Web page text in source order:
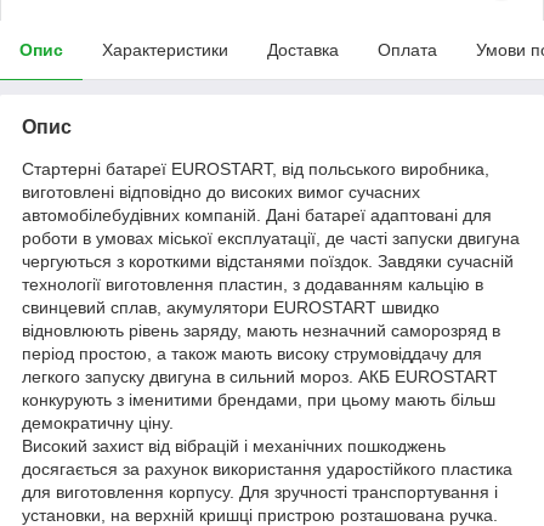
Опис Характеристики Доставка Оплата Умови
Опис
Стартерні батареї EUROSTART, від польського виробника,
виготовлені відповідно до високих вимог сучасних
автомобілебудівних компаній. Дані батареї адаптовані для
роботи в умовах міської експлуатації, де часті запуски двигуна
чергуються з короткими відстанями поїздок. Завдяки сучасній
технології виготовлення пластин, з додаванням кальцію в
свинцевий сплав, акумулятори EUROSTART швидко
відновлюють рівень заряду, мають незначний саморозряд в
період простою, а також мають високу струмовіддачу для
легкого запуску двигуна в сильний мороз. АКБ EUROSTART
конкурують з іменитими брендами, при цьому мають більш
демократичну ціну.
Високий захист від вібрацій і механічних пошкоджень
досягається за рахунок використання ударостійкого пластика
для виготовлення корпусу. Для зручності транспортування і
установки, на верхній кришці пристрою розташована ручка.